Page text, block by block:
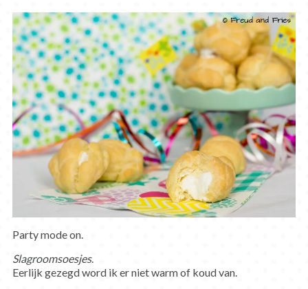
Party mode on.
Slagroomsoesjes.
Eerlijk gezegd word ik er niet warm of koud van.